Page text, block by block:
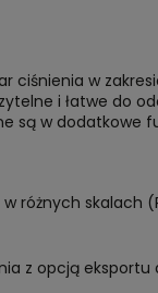
ciśnienia w
i łatwe do
są w dodatkowe
różnych skalach
z opcją eksportu